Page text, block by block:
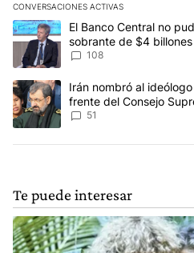
CONVERSACIONES ACTIVAS
Este listado muestra los artículos
Un artículo de tendencia con el
El Banco Central no
sobrante de $4 billones
108
Un artículo de tendencia con el
Irán nombró al
frente del Consejo
51